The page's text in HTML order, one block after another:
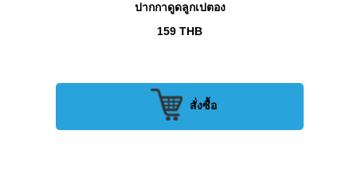
ปากกาดูดลูกเปตอง
159 THB
สั่งซื้อ